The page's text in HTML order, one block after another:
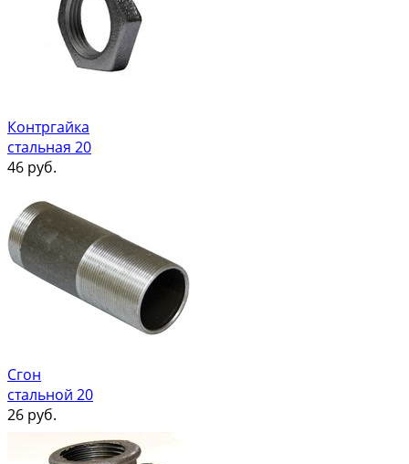
Контргайка
стальная 20
46 руб.
Сгон
стальной 20
26 руб.